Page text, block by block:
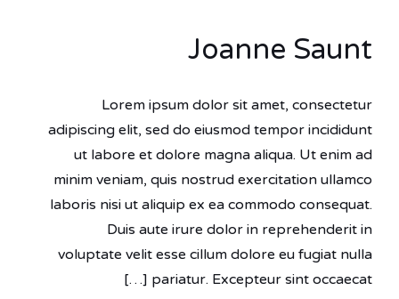
Joanne Saunt
Lorem ipsum dolor sit amet, consectetur
adipiscing elit, sed do eiusmod tempor incididunt
ut labore et dolore magna aliqua. Ut enim ad
minim veniam, quis nostrud exercitation ullamco
laboris nisi ut aliquip ex ea commodo consequat.
Duis aute irure dolor in reprehenderit in
voluptate velit esse cillum dolore eu fugiat nulla
pariatur. Excepteur sint occaecat […]